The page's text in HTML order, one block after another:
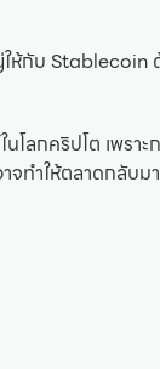
ห้กับ Stablecoin
ลกคริปโต เพรา
จทำให้ตลาดกลับ